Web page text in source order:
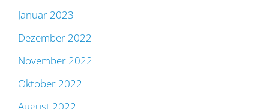
Januar 2023
Dezember 2022
November 2022
Oktober 2022